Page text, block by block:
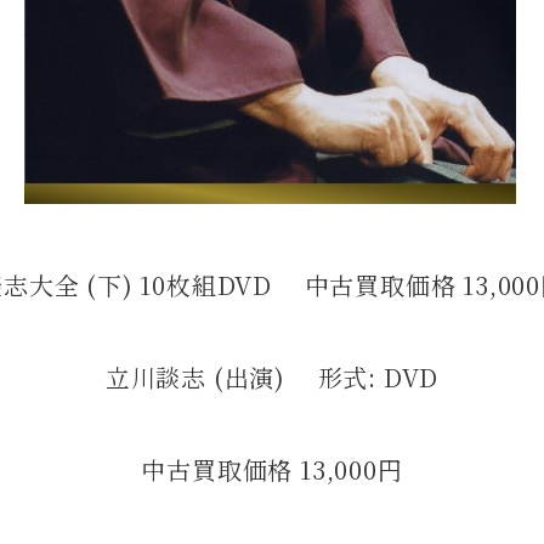
大全 (下) 10枚組DVD 中古買取価格
立川談志 (出演) 形式: DVD
中古買取価格 13,000円